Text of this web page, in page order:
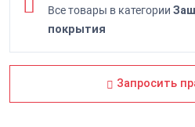
Все товары в категории
покрытия
Запросить